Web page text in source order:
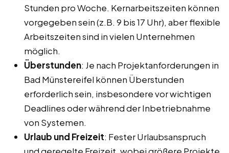
Stunden pro Woche. Kernarbeitszeiten können
vorgegeben sein (z.B. 9 bis 17 Uhr), aber flexible
Arbeitszeiten sind in vielen Unternehmen
möglich.
Überstunden: Je nach Projektanforderungen in
Bad Münstereifel können Überstunden
erforderlich sein, insbesondere vor wichtigen
Deadlines oder während der Inbetriebnahme
von Systemen.
Urlaub und Freizeit: Fester Urlaubsanspruch